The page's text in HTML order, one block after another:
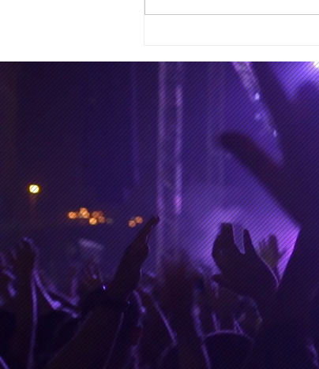
los días de la partida de
Kavinsky y Glen